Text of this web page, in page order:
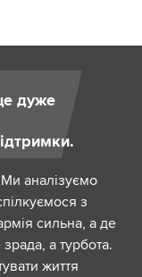
дуже
Ми аналізуємо
з
сильна, а де
а турбота.
життя